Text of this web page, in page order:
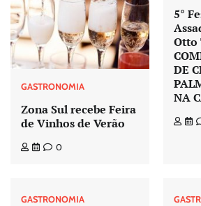
GASTRONOMIA
Zona Sul recebe Feira
de Vinhos de Verão
0
5°
Otto
DE
NA
GASTRONOMIA